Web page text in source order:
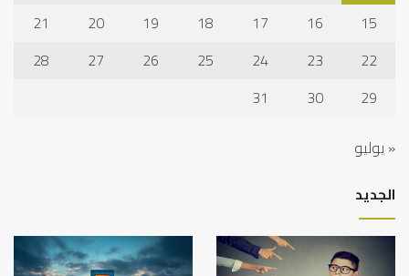
15
16
17
18
19
20
21
22
23
24
25
26
27
28
29
30
31
« يوليو
الجديد